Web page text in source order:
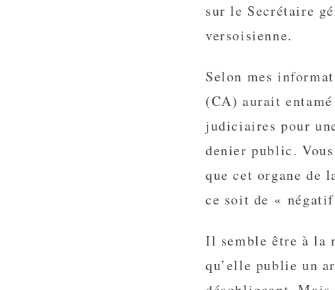
sur le Secrétaire
versoisienne.
Selon mes
(CA) aurait
judiciaires pour
denier public.
que cet organe de
ce soit de «
Il semble être à la
qu’elle publie un